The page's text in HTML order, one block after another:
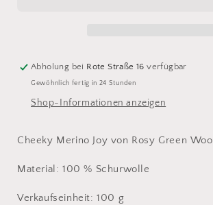
Abholung bei Rote Straße 16 verfügbar
Gewöhnlich fertig in 24 Stunden
Shop-Informationen anzeigen
Cheeky Merino Joy von Rosy Green Wool
Material: 100 % Schurwolle
Verkaufseinheit: 100 g